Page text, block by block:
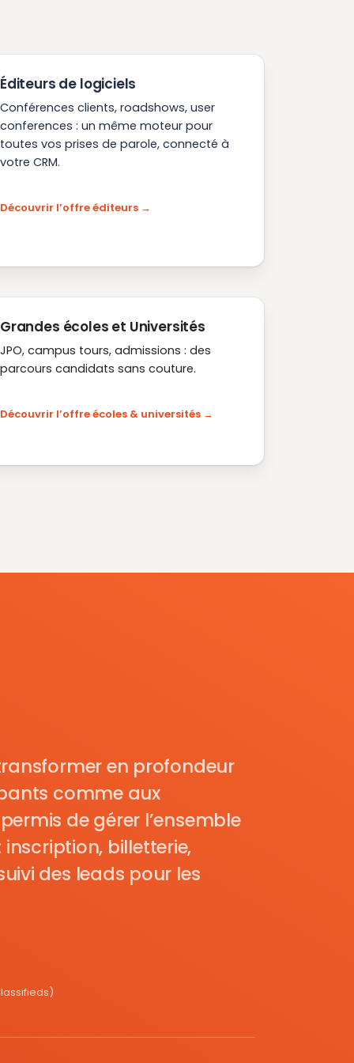
Éditeurs de logiciels
Conférences clients, roadshows, user
conferences : un même moteur pour
toutes vos prises de parole, connecté à
votre CRM.
Découvrir l’offre éditeurs
Grandes écoles et Universités
JPO, campus tours, admissions : des
parcours candidats sans couture.
Découvrir l’offre écoles & universités
en profondeur
comme aux
de gérer l’ensemble
billetterie,
des leads pour les